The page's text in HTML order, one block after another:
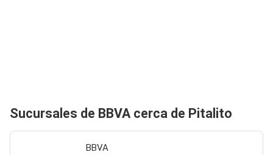
Sucursales de BBVA cerca de Pitalito
BBVA